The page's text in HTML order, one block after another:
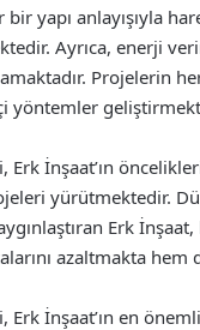
yapı anlayışıyla
Ayrıca, enerji
Projelerin
yöntemler
Erk İnşaat’ın
yürütmektedir.
Erk
azaltmakta
Erk İnşaat’ın en